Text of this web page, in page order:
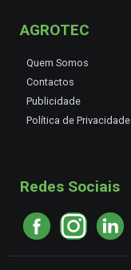
AGROTEC
Quem Somos
Contactos
Publicidade
Política de Privacidade
Redes Sociais